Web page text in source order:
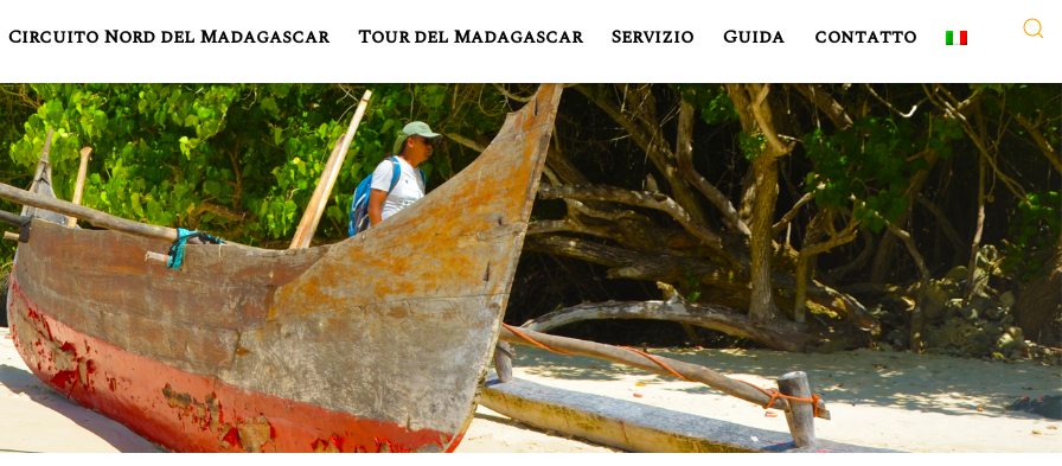
Circuito Nord del Madagascar Tour del Madagascar Servizio Guida contatto